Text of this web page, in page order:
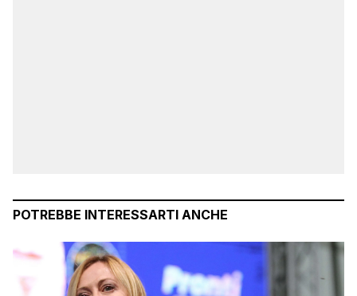
POTREBBE INTERESSARTI ANCHE